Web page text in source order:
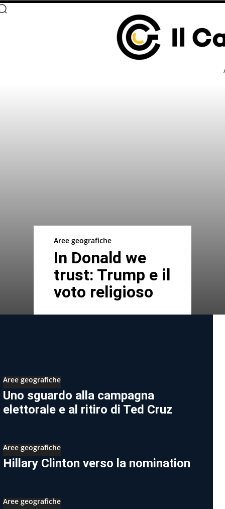
Aree geografiche
In Donald we
trust: Trump e il
voto religioso
Aree geografiche
Uno sguardo alla campagna
elettorale e al ritiro di Ted Cruz
Aree geografiche
Hillary Clinton verso la nomination
Aree geografiche